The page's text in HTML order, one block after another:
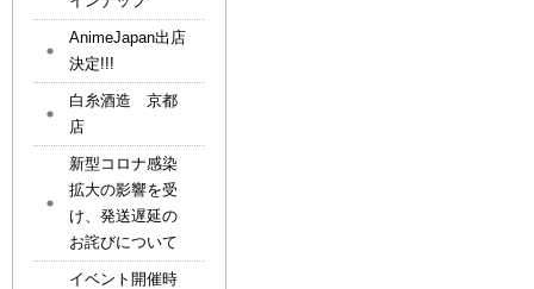
AnimeJapan出店
決定!!!
白糸酒造 京都
店
新型コロナ感染
拡大の影響を受
け、発送遅延の
お詫びについて
イベント開催時